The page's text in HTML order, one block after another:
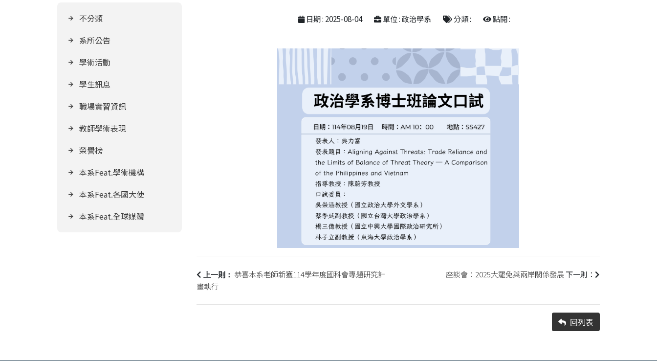
不分類
系所公告
學術活動
學生訊息
職場實習資訊
教師學術表現
榮譽榜
本系Feat.學術機構
本系Feat.各國大使
本系Feat.全球媒體
日期 : 2025-08-04 單位 : 政治學系 分類 : 點閱 :
上一則：
恭喜本系老師新獲114學年度國科會專題研究計
畫執行
座談會：2025大罷免與兩岸關係發展下一則：
回列表